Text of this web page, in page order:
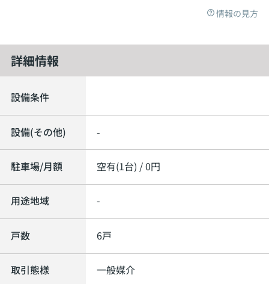
情報の見方
詳細情報
設備条件
設備(その他) -
駐車場/月額 空有(1台) / 0円
用途地域 -
戸数 6戸
取引態様 一般媒介